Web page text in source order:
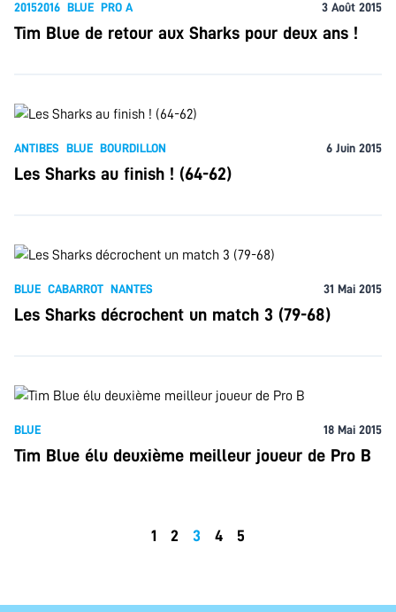
20152016 BLUE PRO A 3 Août 2015
Tim Blue de retour aux Sharks pour deux ans !
ANTIBES BLUE BOURDILLON 6 Juin 2015
Les Sharks au finish ! (64-62)
BLUE CABARROT NANTES 31 Mai 2015
Les Sharks décrochent un match 3 (79-68)
BLUE 18 Mai 2015
Tim Blue élu deuxième meilleur joueur de Pro B
1 2 3 4 5